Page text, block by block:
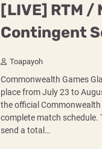
[LIVE] RTM /
Contingent
Toapayoh
Commonwealth Games
place from July 23 to
the official
complete match schedule.
send a total…